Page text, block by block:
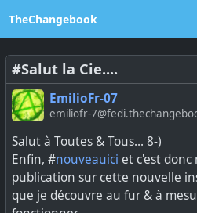
TheChangebook
#Salut la Cie....
EmilioFr-07
emiliofr-
Salut à Toutes & Tous... 8-)
Enfin, #nouveauici et c'est
publication sur cette nouvelle
que je découvre au fur & à